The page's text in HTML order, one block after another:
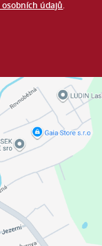
údajů